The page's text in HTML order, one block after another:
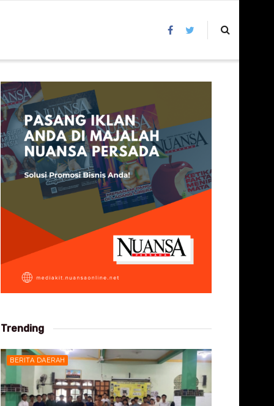
Trending
BERITA DAERAH